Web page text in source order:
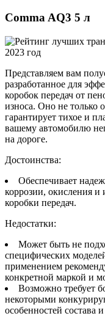
Comma AQ3 5 л
Представляем вам
разработанное для
коробок передач от
износа. Оно не только
гарантирует тихое и
вашему автомобилю
на дороге.
Достоинства:
Обеспечивает
коррозии, окисления и
коробки передач.
Недостатки:
Может быть не
специфических
применением
конкретной маркой и
Возможно требует
некоторыми
особенностей состава